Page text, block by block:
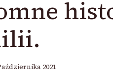
2021